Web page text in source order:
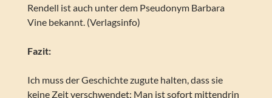
Rendell ist auch unter dem Pseudonym Barbara
Vine bekannt. (Verlagsinfo)
Fazit:
Ich muss der Geschichte zugute halten, dass sie
keine Zeit verschwendet: Man ist sofort mittendrin